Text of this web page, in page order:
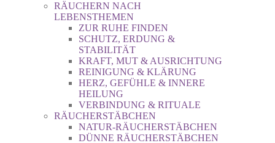
RÄUCHERN NACH
LEBENSTHEMEN
ZUR RUHE FINDEN
SCHUTZ, ERDUNG &
STABILITÄT
KRAFT, MUT & AUSRICHTUNG
REINIGUNG & KLÄRUNG
HERZ, GEFÜHLE & INNERE
HEILUNG
VERBINDUNG & RITUALE
RÄUCHERSTÄBCHEN
NATUR-RÄUCHERSTÄBCHEN
DÜNNE RÄUCHERSTÄBCHEN